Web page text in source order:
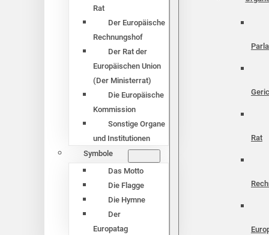
Rat
Der Europäische
Rechnungshof
Der Rat der
Europäischen Union
(Der Ministerrat)
Die Europäische
Kommission
Sonstige Organe
und Institutionen
Symbole
Das Motto
Die Flagge
Die Hymne
Der
Europatag
Rat